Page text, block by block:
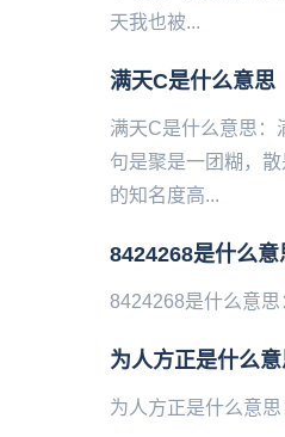
天我也被...
满天C是什么意思
满天C是什么意思：
句是聚是一团糊，
的知名度高...
8424268是什么意
8424268是什么意
为人方正是什么
为人方正是什么意